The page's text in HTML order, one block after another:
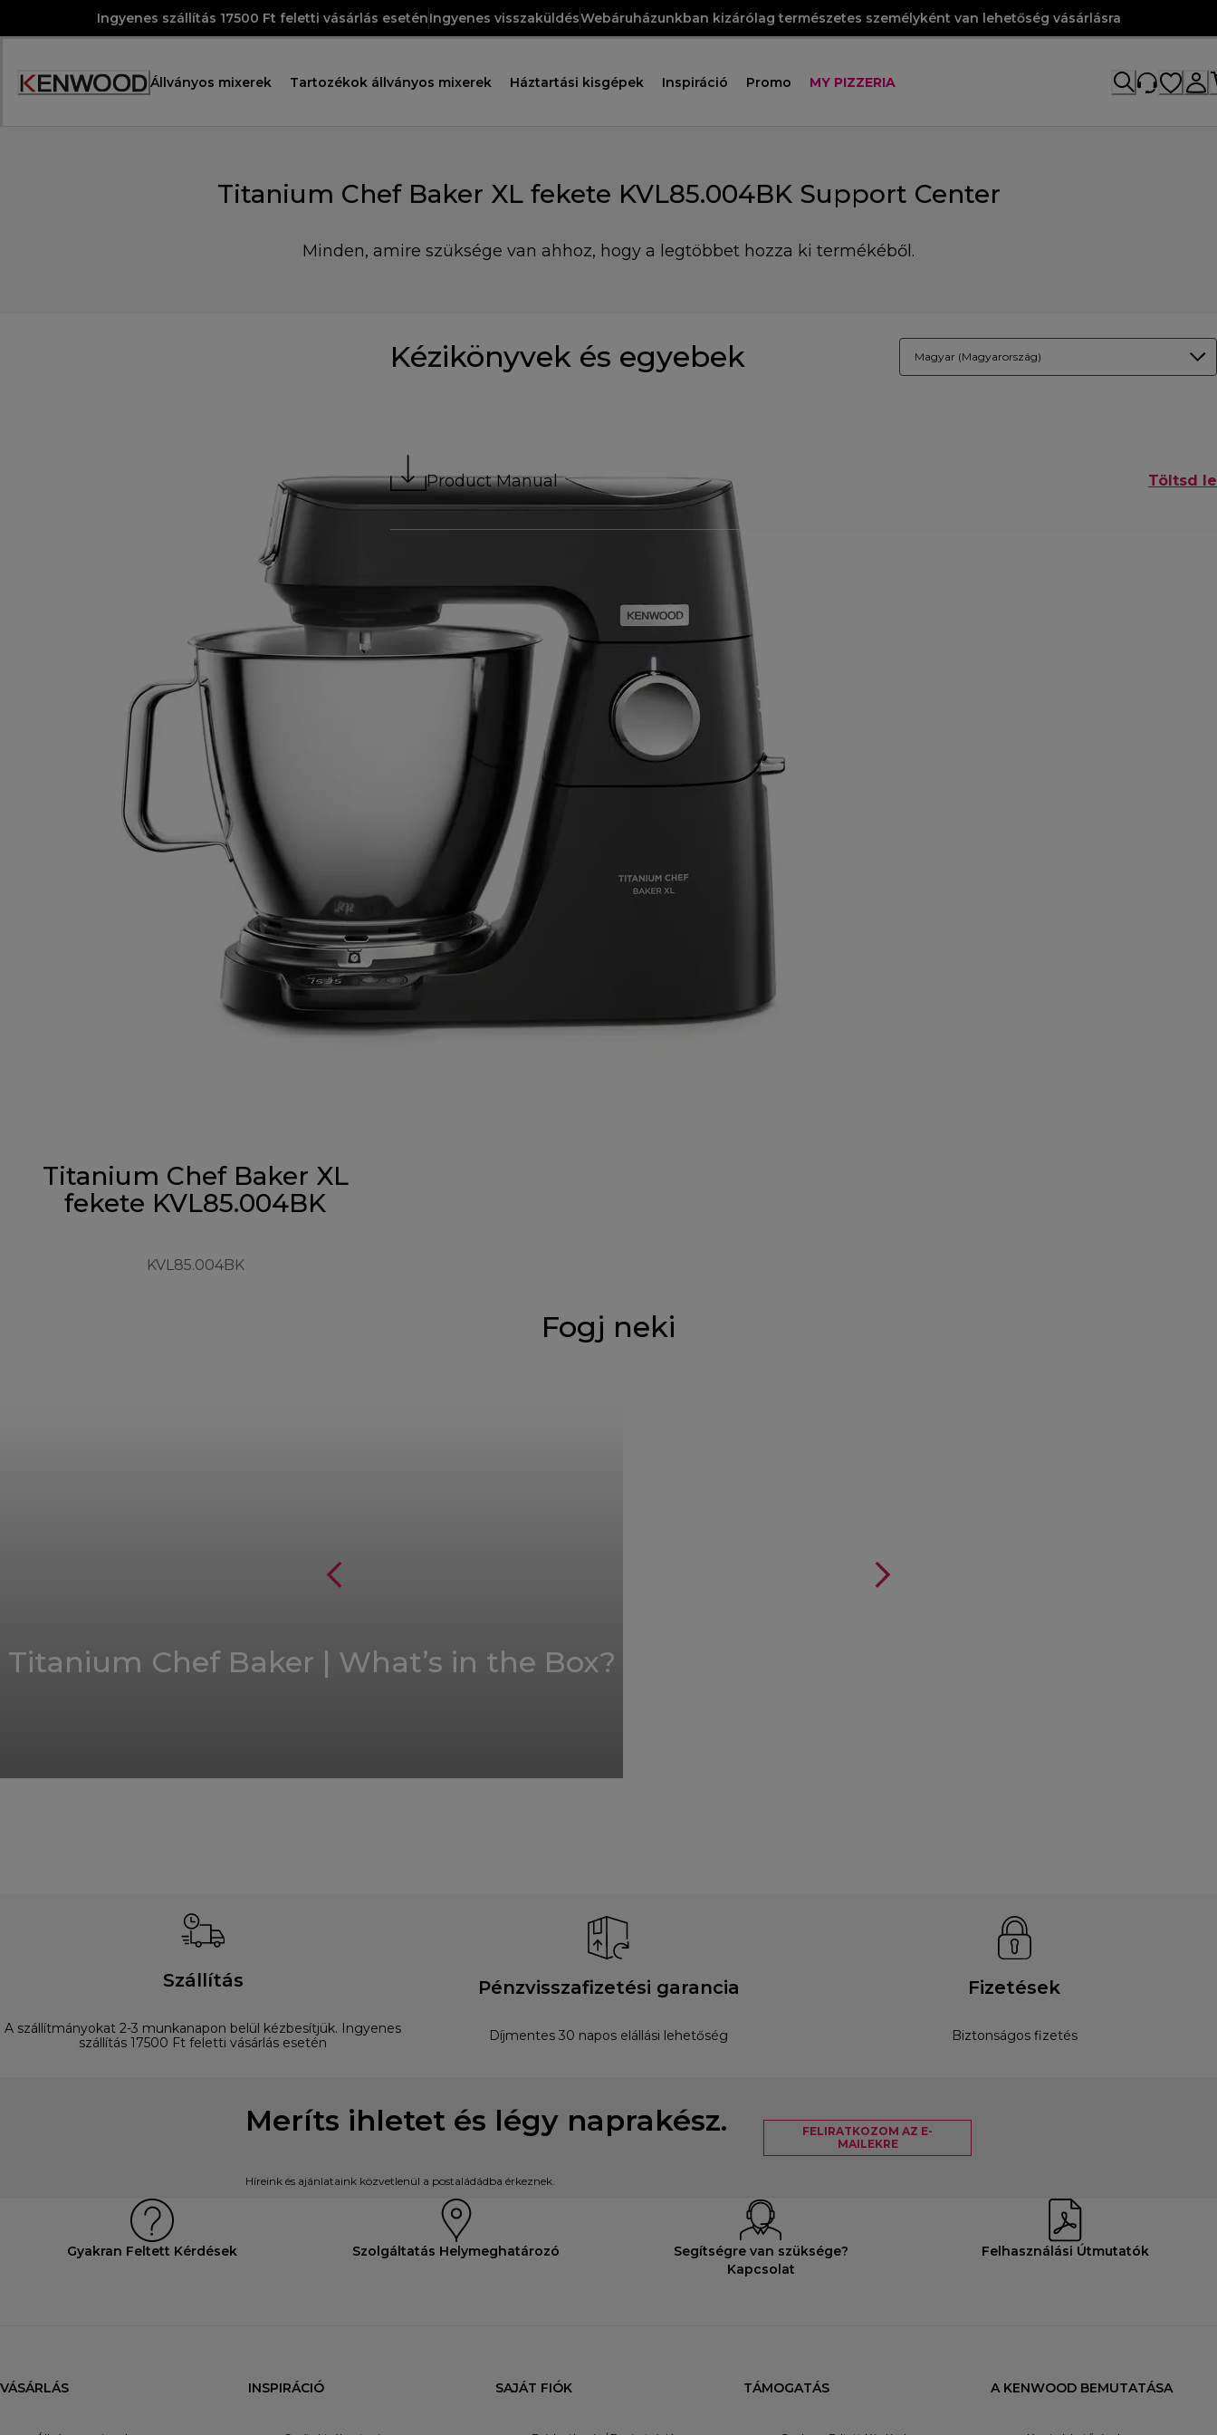
Ingyenes szállítás 17500 Ft feletti vásárlás eseténIngyenes visszaküldésWebáruházunkban kizárólag természetes személyként van lehetőség vásárlásra
Accessibility
Állványos mixerek Tartozékok állványos mixerek Háztartási kisgépek Inspiráció Promo MY PIZZERIA
Titanium Chef Baker XL fekete KVL85.004BK Support Center
Minden, amire szüksége van ahhoz, hogy a legtöbbet hozza ki termékéből.
Titanium Chef Baker XL
fekete KVL85.004BK
KVL85.004BK
Kézikönyvek és egyebek Magyar (Magyarország)
Product Manual Töltsd le
Fogj neki
Titanium Chef Baker | What’s in the Box?
Szállítás
A szállítmányokat 2-3 munkanapon belül kézbesítjük. Ingyenes
szállítás 17500 Ft feletti vásárlás esetén
Pénzvisszafizetési garancia
Díjmentes 30 napos elállási lehetőség
Fizetések
Biztonságos fizetés
Meríts ihletet és légy naprakész.
Híreink és ajánlataink közvetlenül a postaládádba érkeznek.
FELIRATKOZOM AZ E-
MAILEKRE
Gyakran Feltett Kérdések Szolgáltatás Helymeghatározó
Segítségre van szüksége?
Kapcsolat
Felhasználási Útmutatók
VÁSÁRLÁS INSPIRÁCIÓ SAJÁT FIÓK TÁMOGATÁS A KENWOOD BEMUTATÁSA